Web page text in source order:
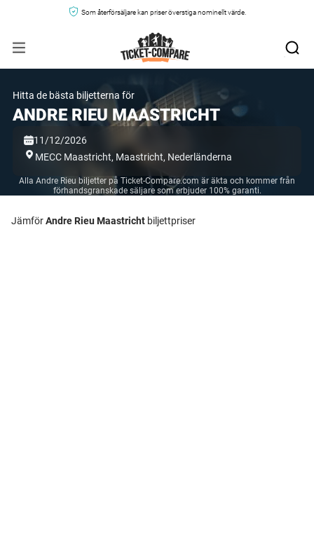
Som återförsäljare kan priser överstiga nominellt värde.
Hitta de bästa biljetterna för
ANDRE RIEU MAASTRICHT
11/12/2026
MECC Maastricht, Maastricht, Nederländerna
Alla Andre Rieu biljetter på Ticket-Compare.com är äkta och kommer från
förhandsgranskade säljare som erbjuder 100% garanti.
JämförAndre Rieu Maastricht biljettpriser